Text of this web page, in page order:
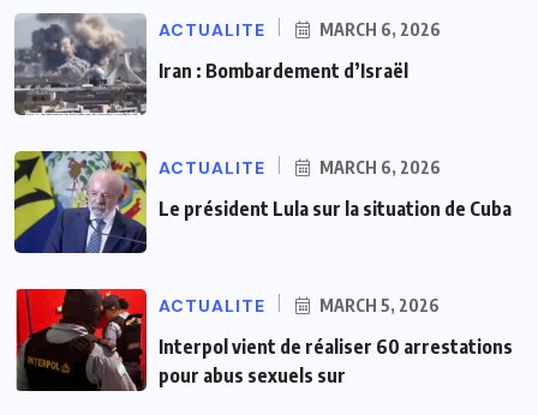
ACTUALITE MARCH 6, 2026
Iran : Bombardement d’Israël
ACTUALITE MARCH 6, 2026
Le président Lula sur la situation de Cuba
ACTUALITE MARCH 5, 2026
Interpol vient de réaliser 60 arrestations
pour abus sexuels sur